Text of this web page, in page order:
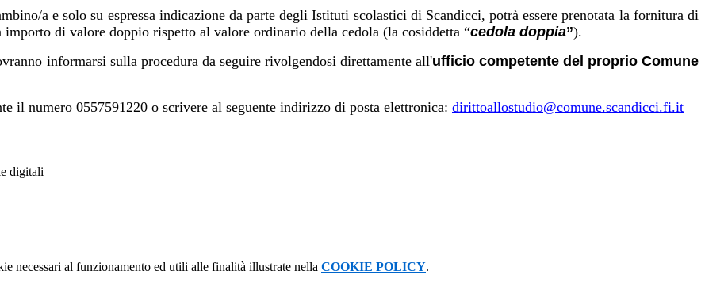
a e solo su espressa indicazione da parte degli Istituti scolastici di Scandicci, potrà essere prenotata la fornitura di
di valore doppio rispetto al valore ordinario della cedola (la cosiddetta “cedola doppia”).
informarsi sulla procedura da seguire rivolgendosi direttamente all'ufficio competente del proprio Comune
il numero 0557591220 o scrivere al seguente indirizzo di posta elettronica: dirittoallostudio@comune.scandicci.fi.it
digitali
necessari al funzionamento ed utili alle finalità illustrate nella COOKIE POLICY.